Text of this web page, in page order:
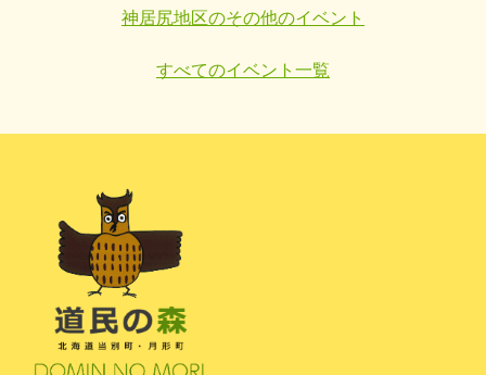
神居尻地区のその他のイベント
すべてのイベント一覧